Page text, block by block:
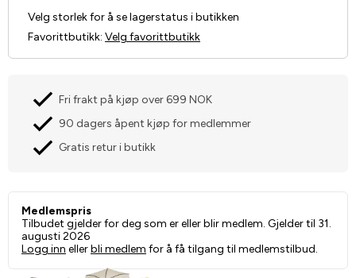
Velg storlek for å se lagerstatus i butikken
Favorittbutikk: Velg favorittbutikk
Fri frakt på kjøp over 699 NOK
90 dagers åpent kjøp for medlemmer
Gratis retur i butikk
Medlemspris
Tilbudet gjelder for deg som er eller blir medlem. Gjelder til 31.
augusti 2026
Logg inn ellerbli medlem for å få tilgang til medlemstilbud.